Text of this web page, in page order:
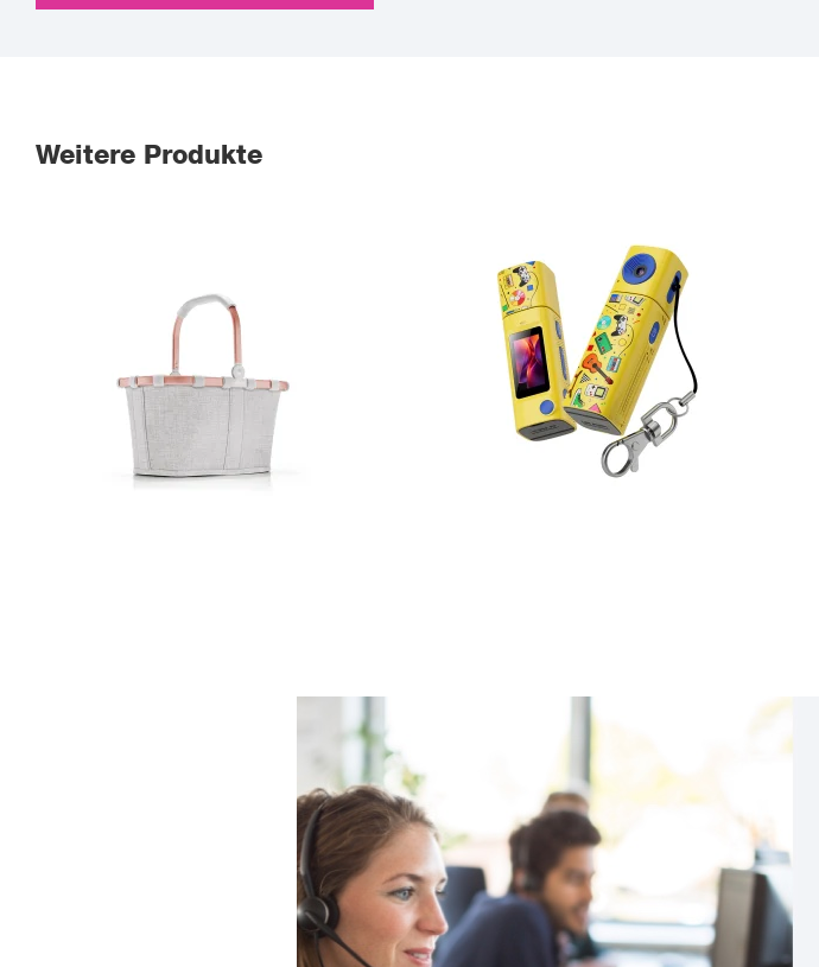
Weitere Produkte